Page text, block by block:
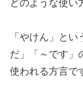
どのような使い
「やけん」と
だ」「～です」
使われる方言で